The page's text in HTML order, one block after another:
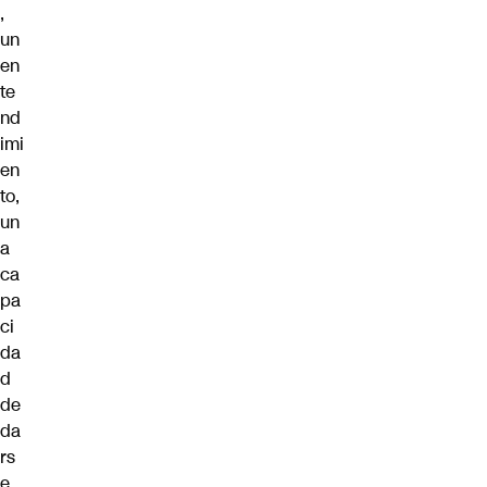
,
un
en
te
nd
imi
en
to,
un
a
ca
pa
ci
da
d
de
da
rs